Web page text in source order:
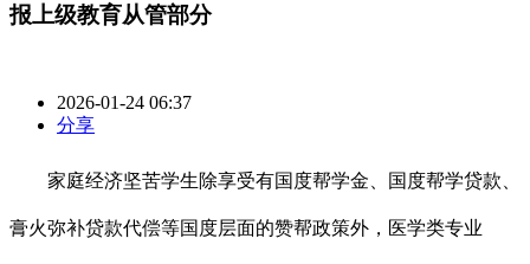
报上级教育从管部分
2026-01-24 06:37
分享
家庭经济坚苦学生除享受有国度帮学金、国度帮学贷款、
膏火弥补贷款代偿等国度层面的赞帮政策外，医学类专业